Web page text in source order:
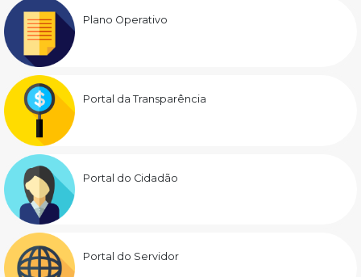
Plano Operativo
Portal da Transparência
Portal do Cidadão
Portal do Servidor